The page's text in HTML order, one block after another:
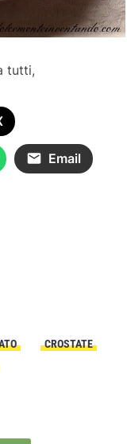
tutti,
Email
CROSTATE